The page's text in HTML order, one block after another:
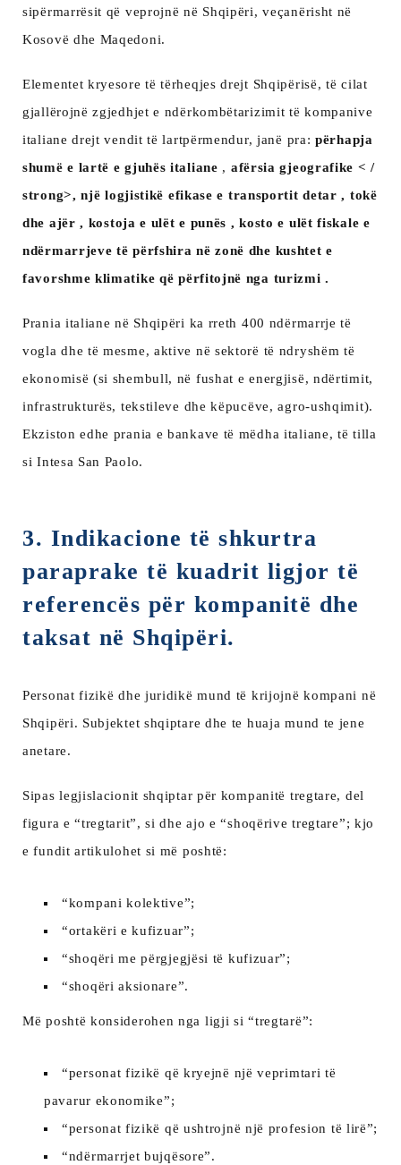
sipërmarrësit që veprojnë në Shqipëri, veçanërisht në
Kosovë dhe Maqedoni.
Elementet kryesore të tërheqjes drejt Shqipërisë, të cilat
gjallërojnë zgjedhjet e ndërkombëtarizimit të kompanive
italiane drejt vendit të lartpërmendur, janë pra:përhapja
shumë e lartë e gjuhës italiane , afërsia gjeografike < /
strong>, njëlogjistikë efikase e transportit detar, tokë
dhe ajër, kostoja e ulët e punës ,kosto e ulët fiskale e
ndërmarrjeve të përfshira në zonë dhe kushtet e
favorshme klimatike që përfitojnë nga turizmi.
Prania italiane në Shqipëri ka rreth 400 ndërmarrje të
vogla dhe të mesme, aktive në sektorë të ndryshëm të
ekonomisë (si shembull, në fushat e energjisë, ndërtimit,
infrastrukturës, tekstileve dhe këpucëve, agro-ushqimit).
Ekziston edhe prania e bankave të mëdha italiane, të tilla
si Intesa San Paolo.
3. Indikacione të shkurtra
paraprake të kuadrit ligjor të
referencës për kompanitë dhe
taksat në Shqipëri.
Personat fizikë dhe juridikë mund të krijojnë kompani në
Shqipëri. Subjektet shqiptare dhe te huaja mund te jene
anetare.
Sipas legjislacionit shqiptar për kompanitë tregtare, del
figura e “tregtarit”, si dhe ajo e “shoqërive tregtare”; kjo
e fundit artikulohet si më poshtë:
“kompani kolektive”;
“ortakëri e kufizuar”;
“shoqëri me përgjegjësi të kufizuar”;
“shoqëri aksionare”.
Më poshtë konsiderohen nga ligji si “tregtarë”:
“personat fizikë që kryejnë një veprimtari të
pavarur ekonomike”;
“personat fizikë që ushtrojnë një profesion të lirë”;
“ndërmarrjet bujqësore”.